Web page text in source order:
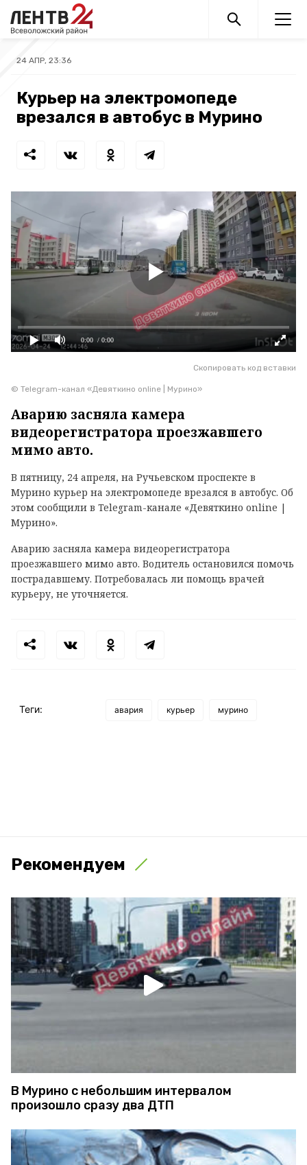
24 АПР, 23:36
Курьер на электромопеде
врезался в автобус в Мурино
0:00 / 0:00
Скопировать код вставки
© Telegram-канал «Девяткино online | Мурино»
Аварию засняла камера
видеорегистратора проезжавшего
мимо авто.
В пятницу, 24 апреля, на Ручьевском проспекте в
Мурино курьер на электромопеде врезался в автобус. Об
этом сообщили в Telegram-канале «Девяткино online |
Мурино».
Аварию засняла камера видеорегистратора
проезжавшего мимо авто. Водитель остановился помочь
пострадавшему. Потребовалась ли помощь врачей
курьеру, не уточняется.
Теги: авария курьер мурино
Рекомендуем
В Мурино с небольшим интервалом
произошло сразу два ДТП